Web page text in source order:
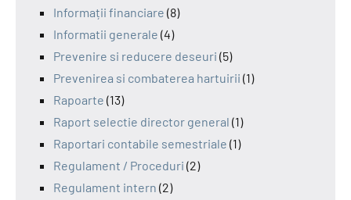
Informații financiare (8)
Informatii generale (4)
Prevenire si reducere deseuri (5)
Prevenirea si combaterea hartuirii (1)
Rapoarte (13)
Raport selectie director general (1)
Raportari contabile semestriale (1)
Regulament / Proceduri (2)
Regulament intern (2)